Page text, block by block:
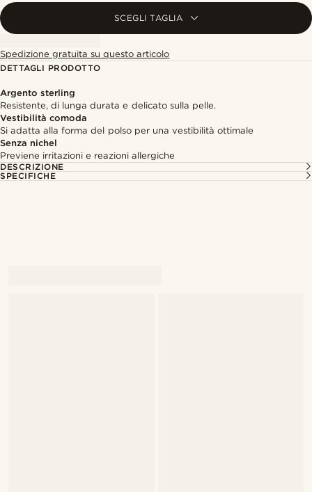
SCEGLI TAGLIA
Spedizione gratuita su questo articolo
DETTAGLI PRODOTTO
Argento sterling
Resistente, di lunga durata e delicato sulla pelle.
Vestibilità comoda
Si adatta alla forma del polso per una vestibilità ottimale
Senza nichel
Previene irritazioni e reazioni allergiche
DESCRIZIONE
SPECIFICHE